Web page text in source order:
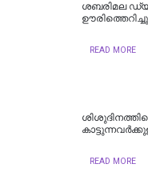
ശബരിമല
READ MORE
READ MORE